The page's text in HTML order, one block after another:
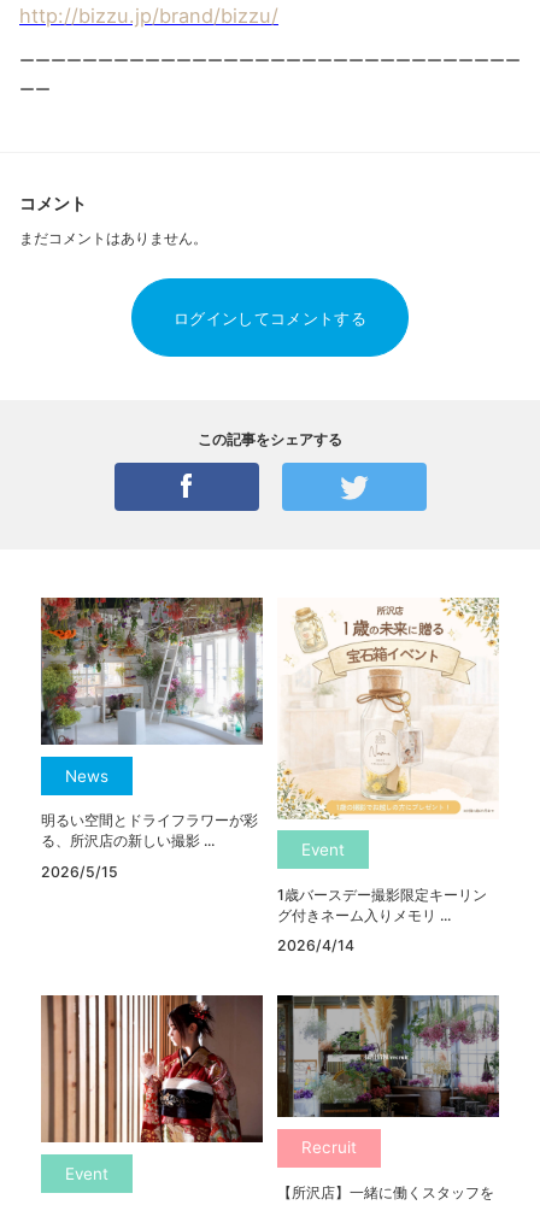
http://bizzu.jp/brand/bizzu/
ーーーーーーーーーーーーーーーーーーーーーーーーーーーーーーーー
ーー
コメント
まだコメントはありません。
ログインしてコメントする
この記事をシェアする
News
明るい空間とドライフラワーが彩
る、所沢店の新しい撮影 ...
2026/5/15
Event
1歳バースデー撮影限定キーリン
グ付きネーム入りメモリ ...
2026/4/14
Event
Recruit
【所沢店】一緒に働くスタッフを